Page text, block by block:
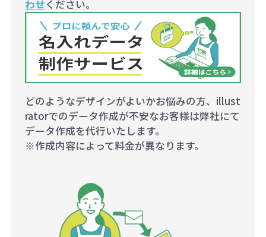
わせください。
どのようなデザインがよいかお悩みの方、illust
ratorでのデータ作成が不安なお客様は弊社にて
データ作成を代行いたします。
※作成内容によって料金が異なります。